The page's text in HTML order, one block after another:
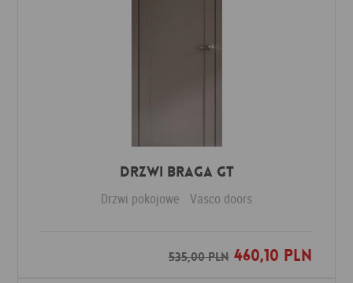
Drzwi Braga GT
Drzwi pokojowe Vasco doors
535,00 PLN460,10 PLN
Dodaj do ulubionych